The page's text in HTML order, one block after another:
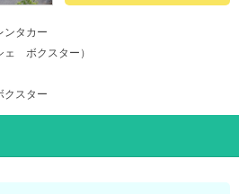
ンタカー
ェ ボクスター）
スター